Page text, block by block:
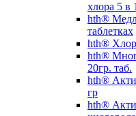
хлора 5 в 1
hth®
таблетках
hth®
hth®
20гр. таб.
hth®
гр
hth®